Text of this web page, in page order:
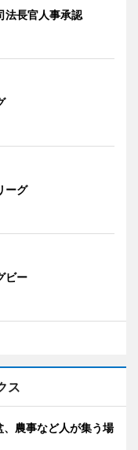
法長官人事承認
ーグ
ビー
ス
農事など人が集う場